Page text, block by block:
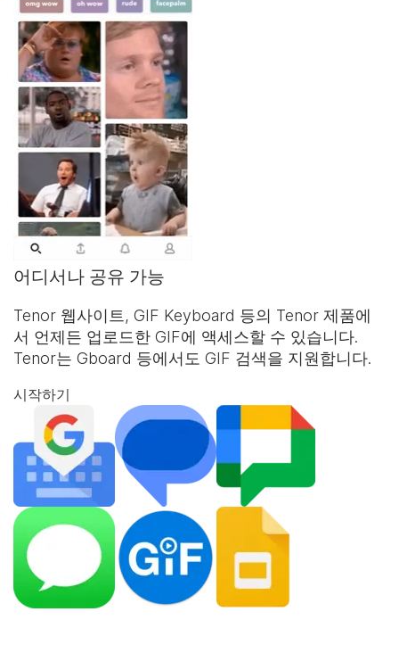
어디서나 공유 가능
Tenor 웹사이트, GIF Keyboard 등의 Tenor 제품에
서 언제든 업로드한 GIF에 액세스할 수 있습니다.
Tenor는 Gboard 등에서도 GIF 검색을 지원합니다.
시작하기